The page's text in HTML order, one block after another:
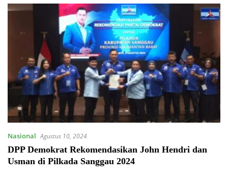
Nasional Agustus 10, 2024
DPP Demokrat Rekomendasikan John Hendri dan
Usman di Pilkada Sanggau 2024